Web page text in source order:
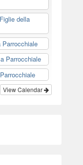
della
Parrocchiale
Parrocchiale
View Calendar